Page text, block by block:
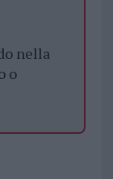
nella
o